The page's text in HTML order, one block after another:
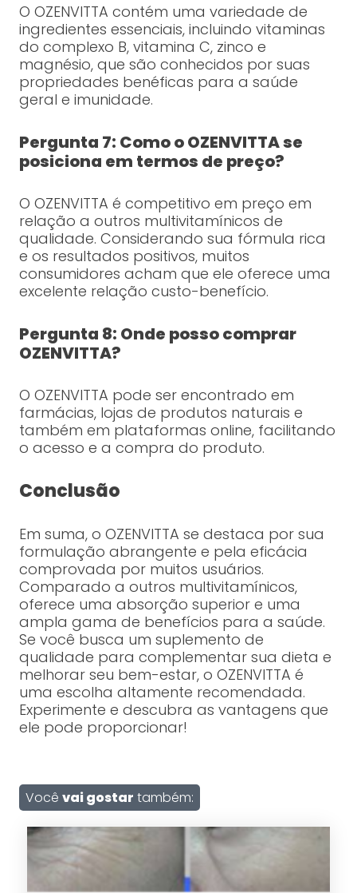
O OZENVITTA contém uma variedade de
ingredientes essenciais, incluindo vitaminas
do complexo B, vitamina C, zinco e
magnésio, que são conhecidos por suas
propriedades benéficas para a saúde
geral e imunidade.
Pergunta 7: Como o OZENVITTA se
posiciona em termos de preço?
O OZENVITTA é competitivo em preço em
relação a outros multivitamínicos de
qualidade. Considerando sua fórmula rica
e os resultados positivos, muitos
consumidores acham que ele oferece uma
excelente relação custo-benefício.
Pergunta 8: Onde posso comprar
OZENVITTA?
O OZENVITTA pode ser encontrado em
farmácias, lojas de produtos naturais e
também em plataformas online, facilitando
o acesso e a compra do produto.
Conclusão
Em suma, o OZENVITTA se destaca por sua
formulação abrangente e pela eficácia
comprovada por muitos usuários.
Comparado a outros multivitamínicos,
oferece uma absorção superior e uma
ampla gama de benefícios para a saúde.
Se você busca um suplemento de
qualidade para complementar sua dieta e
melhorar seu bem-estar, o OZENVITTA é
uma escolha altamente recomendada.
Experimente e descubra as vantagens que
ele pode proporcionar!
Você vai gostar também: